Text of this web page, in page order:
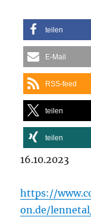
teilen
E-Mail
RSS-feed
teilen
teilen
16.10.2023
https://
on.de/